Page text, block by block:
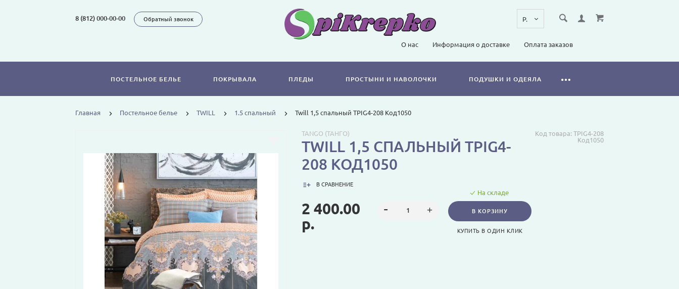
8 (812) 000-00-00 Обратный звонок
О нас Информация о доставке Оплата заказов
ПОСТЕЛЬНОЕ БЕЛЬЕ ПОКРЫВАЛА ПЛЕДЫ ПРОСТЫНИ И НАВОЛОЧКИ ПОДУШКИ И ОДЕЯЛА
Главная Постельное белье TWILL 1.5 спальный Twill 1,5 спальный TPIG4-208 Код1050
Код товара: TPIG4-208
Код1050
TANGO (ТАНГО)
TWILL 1,5 СПАЛЬНЫЙ TPIG4-
208 КОД1050
В СРАВНЕНИЕ
2 400.00
р.
На складе
В КОРЗИНУ
КУПИТЬ В ОДИН КЛИК